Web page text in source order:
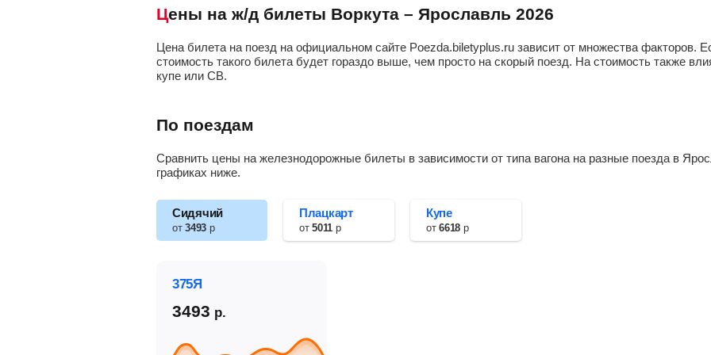
Цены на ж/д билеты Воркута – Ярославль 2026
Цена билета на поезд на официальном сайте Poezda.biletyplus.ru зависит от множества
стоимость такого билета будет гораздо выше, чем просто на скорый поезд. На стоимость также
купе или СВ.
По поездам
Сравнить цены на железнодорожные билеты в зависимости от типа вагона на разные поезда в
графиках ниже.
Сидячий
от3493р
Плацкарт
от5011р
Купе
от6618р
375Я
3493 р.